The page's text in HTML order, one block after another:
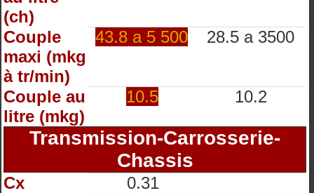
(ch)
Couple
maxi (mkg
à tr/min)
43.8 a 5 500 28.5 a 3500
Couple au
litre (mkg)
10.5 10.2
Transmission-Carrosserie-
Chassis
Cx
0.31